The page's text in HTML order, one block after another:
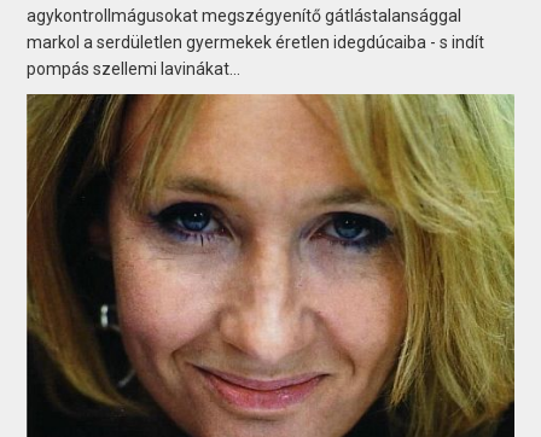
agykontrollmágusokat megszégyenítő gátlástalansággal
markol a serdületlen gyermekek éretlen idegdúcaiba - s indít
pompás szellemi lavinákat...